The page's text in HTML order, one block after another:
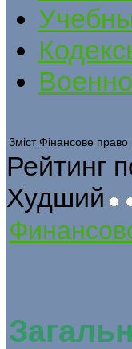
Зміст Фінансове
Рейтинг
Худший